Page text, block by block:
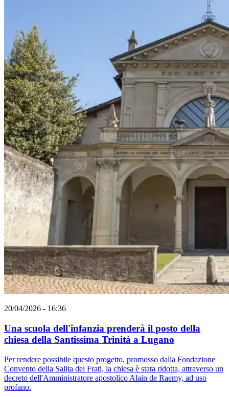
20/04/2026 - 16:36
Una scuola dell'infanzia prenderà il posto della
chiesa della Santissima Trinità a Lugano
Per rendere possibile questo progetto, promosso dalla Fondazione
Convento della Salita dei Frati, la chiesa è stata ridotta, attraverso un
decreto dell'Amministratore apostolico Alain de Raemy, ad uso
profano.